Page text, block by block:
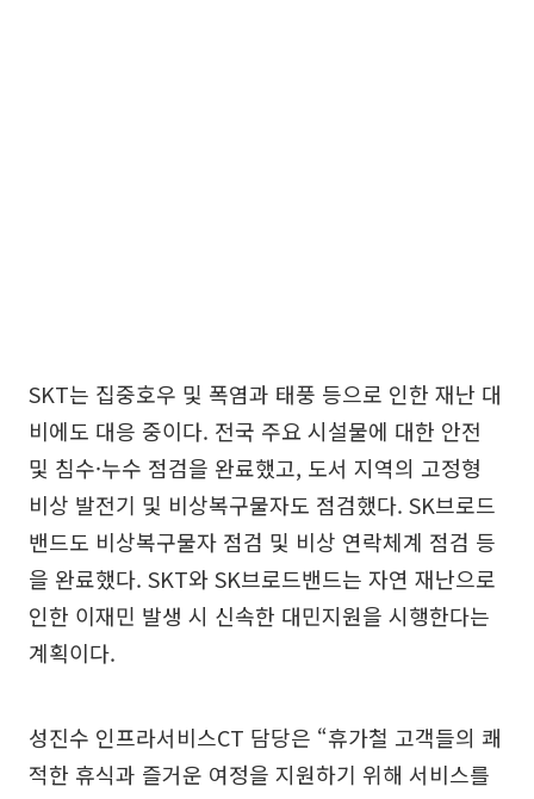
SKT는 집중호우 및 폭염과 태풍 등으로 인한 재난 대
비에도 대응 중이다. 전국 주요 시설물에 대한 안전
및 침수·누수 점검을 완료했고, 도서 지역의 고정형
비상 발전기 및 비상복구물자도 점검했다. SK브로드
밴드도 비상복구물자 점검 및 비상 연락체계 점검 등
을 완료했다. SKT와 SK브로드밴드는 자연 재난으로
인한 이재민 발생 시 신속한 대민지원을 시행한다는
계획이다.
성진수 인프라서비스CT 담당은 “휴가철 고객들의 쾌
적한 휴식과 즐거운 여정을 지원하기 위해 서비스를